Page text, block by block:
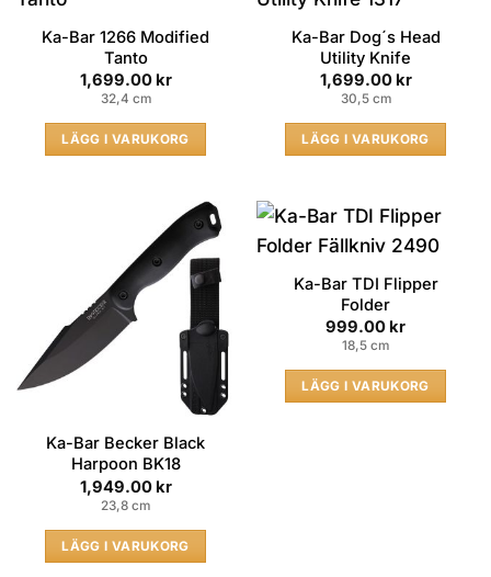
Ka-Bar 1266 Modified
Tanto
1,699.00 kr
32,4 cm
LÄGG I VARUKORG
Ka-Bar Dog´s Head
Utility Knife
1,699.00 kr
30,5 cm
LÄGG I VARUKORG
Ka-Bar Becker Black
Harpoon BK18
1,949.00 kr
23,8 cm
LÄGG I VARUKORG
Ka-Bar TDI Flipper
Folder
999.00 kr
18,5 cm
LÄGG I VARUKORG